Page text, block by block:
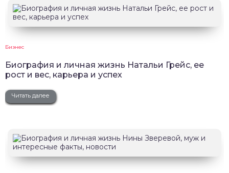
Бизнес
Биография и личная жизнь Натальи Грейс, ее
рост и вес, карьера и успех
Читать далее